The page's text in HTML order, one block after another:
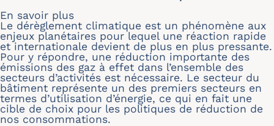
En savoir plus
Le dérèglement climatique est un phénomène aux
enjeux planétaires pour lequel une réaction rapide
et internationale devient de plus en plus pressante.
Pour y répondre, une réduction importante des
émissions des gaz à effet dans l’ensemble des
secteurs d’activités est nécessaire. Le secteur du
bâtiment représente un des premiers secteurs en
termes d’utilisation d’énergie, ce qui en fait une
cible de choix pour les politiques de réduction de
nos consommations.